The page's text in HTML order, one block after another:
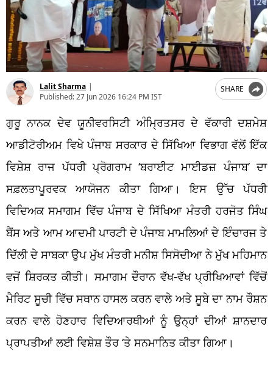
Lalit Sharma |
Published:27 Jun 2026 16:24 PM IST
SHARE
ਗੁਰੂ ਨਾਨਕ ਦੇਵ ਯੂਨੀਵਰਸਿਟੀ ਅੰਮ੍ਰਿਤਸਰ ਦੇ ਵੱਕਾਰੀ ਦਸ਼ਮੇਸ਼
ਆਡੀਟੋਰੀਅਮ ਵਿਖੇ ਪੰਜਾਬ ਸਰਕਾਰ ਦੇ ਸਿੱਖਿਆ ਵਿਭਾਗ ਵੱਲੋਂ ਇੱਕ
ਵਿਸ਼ੇਸ਼ ਰਾਜ ਪੱਧਰੀ ਪ੍ਰੋਗਰਾਮ ‘ਬਰਾਈਟ ਮਾਈਡਜ਼ ਪੰਜਾਬ’ ਦਾ
ਸਫ਼ਲਤਾਪੂਰਵਕ ਆਯੋਜਨ ਕੀਤਾ ਗਿਆ। ਇਸ ਉੱਚ ਪੱਧਰੀ
ਵਿਦਿਅਕ ਸਮਾਗਮ ਵਿੱਚ ਪੰਜਾਬ ਦੇ ਸਿੱਖਿਆ ਮੰਤਰੀ ਹਰਜੋਤ ਸਿੰਘ
ਬੈਂਸ ਅਤੇ ਆਮ ਆਦਮੀ ਪਾਰਟੀ ਦੇ ਪੰਜਾਬ ਮਾਮਲਿਆਂ ਦੇ ਇੰਚਾਰਜ ਤੇ
ਦਿੱਲੀ ਦੇ ਸਾਬਕਾ ਉਪ ਮੁੱਖ ਮੰਤਰੀ ਮਨੀਸ਼ ਸਿਸੋਦੀਆ ਨੇ ਮੁੱਖ ਮਹਿਮਾਨ
ਵਜੋਂ ਸ਼ਿਰਕਤ ਕੀਤੀ। ਸਮਾਗਮ ਦੌਰਾਨ ਵੱਖ-ਵੱਖ ਪ੍ਰੀਖਿਆਵਾਂ ਵਿੱਚੋਂ
ਮੈਰਿਟ ਸੂਚੀ ਵਿੱਚ ਸਥਾਨ ਹਾਸਲ ਕਰਨ ਵਾਲੇ ਅਤੇ ਸੂਬੇ ਦਾ ਨਾਮ ਰੌਸ਼ਨ
ਕਰਨ ਵਾਲੇ ਹੋਣਹਾਰ ਵਿਦਿਆਰਥੀਆਂ ਨੂੰ ਉਨ੍ਹਾਂ ਦੀਆਂ ਸ਼ਾਨਦਾਰ
ਪ੍ਰਾਪਤੀਆਂ ਲਈ ਵਿਸ਼ੇਸ਼ ਤੌਰ ‘ਤੇ ਸਨਮਾਨਿਤ ਕੀਤਾ ਗਿਆ।